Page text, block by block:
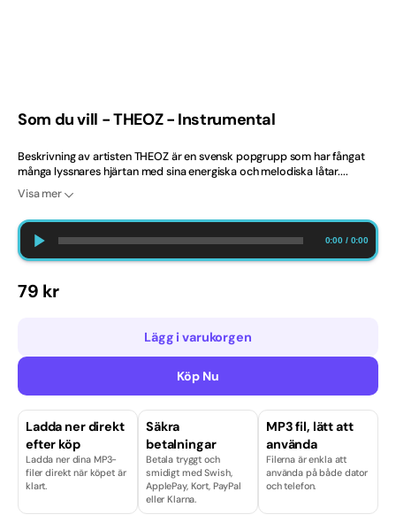
Barndop
Best Selling Norway
Bröllop
Bästsäljare just nu
Finska
Hårdrock
Som du vill - THEOZ - Instrumental
Beskrivning av artisten THEOZ är en svensk popgrupp som har fångat
många lyssnares hjärtan med sina energiska och melodiska låtar....
Visa mer
0:00 / 0:00
Ordinarie
79 kr
Lägg i varukorgen
Köp Nu
Ladda ner direkt
efter köp
Ladda ner dina MP3-
filer direkt när köpet är
klart.
Säkra
betalningar
Betala tryggt och
smidigt med Swish,
ApplePay, Kort, PayPal
eller Klarna.
MP3 fil, lätt att
använda
Filerna är enkla att
använda på både dator
och telefon.